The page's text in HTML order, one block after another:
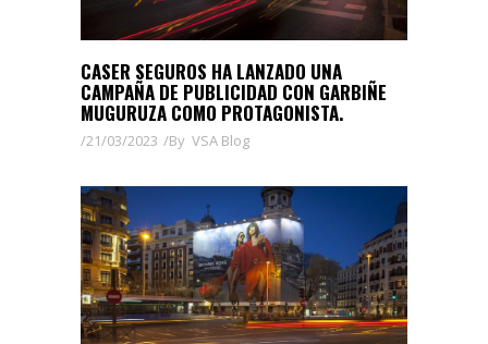
CASER SEGUROS HA LANZADO UNA
CAMPAÑA DE PUBLICIDAD CON GARBIÑE
MUGURUZA COMO PROTAGONISTA.
21/03/2023 By VSA Blog